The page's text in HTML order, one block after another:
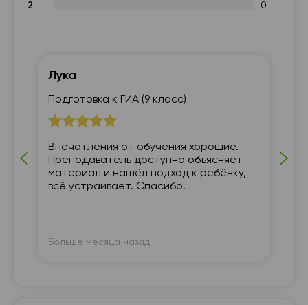
2
0
Лука
Подготовка к ГИА (9 класс)
Впечатления от обучения хорошие.
Преподаватель доступно объясняет
материал и нашёл подход к ребёнку,
всё устраивает. Спасибо!
Больше месяца назад